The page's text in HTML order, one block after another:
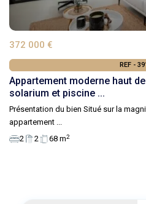
372 000 €
REF -
Appartement moderne haut
solarium et piscine ...
Présentation du bien Situé sur la
appartement ...
2
2 68 m2